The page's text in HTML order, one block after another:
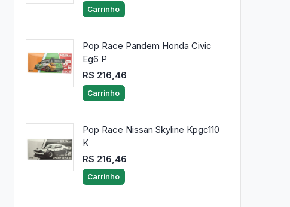
Carrinho
Pop Race Pandem Honda Civic
Eg6 P
R$ 216,46
Carrinho
Pop Race Nissan Skyline Kpgc110
K
R$ 216,46
Carrinho